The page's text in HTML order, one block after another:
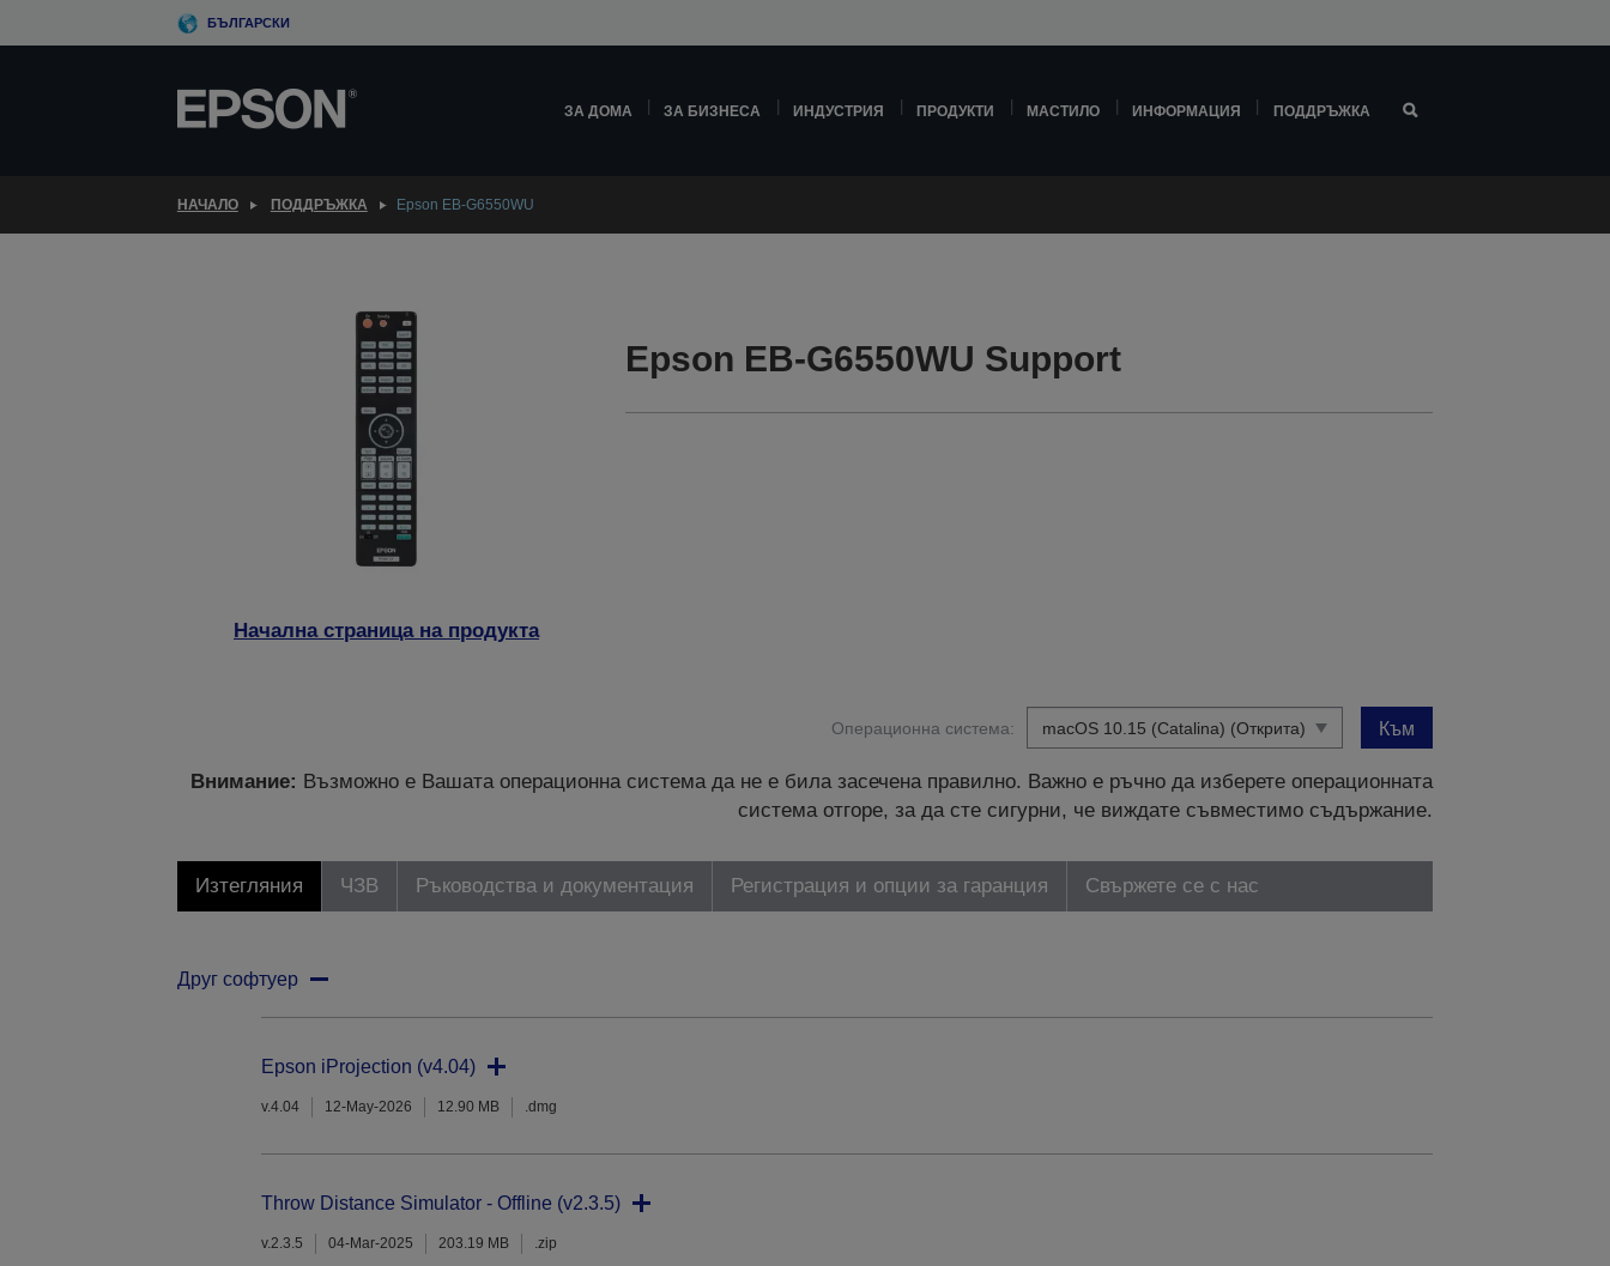
to
БЪЛГАРСКИ
ЗА ДОМА ЗА БИЗНЕСА ИНДУСТРИЯ ПРОДУКТИ МАСТИЛО ИНФОРМАЦИЯ ПОДДРЪЖКА
НАЧАЛО ПОДДРЪЖКА Epson EB-G6550WU
Начална страница на продукта
Epson EB-G6550WU Support
Операционна система: Към
Внимание: Възможно е Вашата операционна система да не е била засечена правилно. Важно е ръчно да изберете операционната
система отгоре, за да сте сигурни, че виждате съвместимо съдържание.
Изтегляния ЧЗВ Ръководства и документация Регистрация и опции за гаранция Свържете се с нас
Друг софтуер
Epson iProjection (v4.04)
v.4.04 12-May-2026 12.90 MB .dmg
Throw Distance Simulator - Offline (v2.3.5)
v.2.3.5 04-Mar-2025 203.19 MB .zip